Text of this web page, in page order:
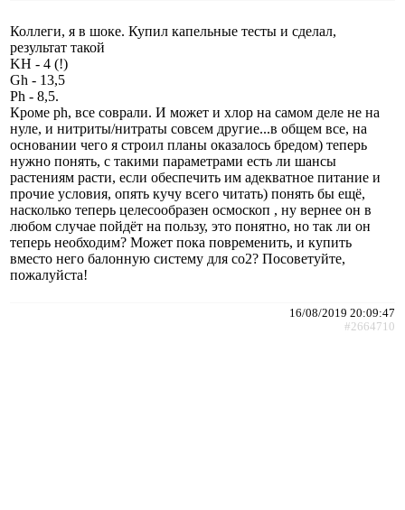
Коллеги, я в шоке. Купил капельные тесты и сделал,
результат такой
KH - 4 (!)
Gh - 13,5
Ph - 8,5.
Кроме ph, все соврали. И может и хлор на самом деле не на
нуле, и нитриты/нитраты совсем другие...в общем все, на
основании чего я строил планы оказалось бредом) теперь
нужно понять, с такими параметрами есть ли шансы
растениям расти, если обеспечить им адекватное питание и
прочие условия, опять кучу всего читать) понять бы ещё,
насколько теперь целесообразен осмоскоп , ну вернее он в
любом случае пойдёт на пользу, это понятно, но так ли он
теперь необходим? Может пока повременить, и купить
вместо него балонную систему для со2? Посоветуйте,
пожалуйста!
16/08/2019 20:09:47
#2664710